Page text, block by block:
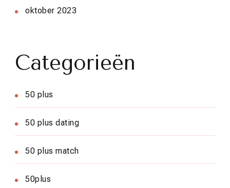
oktober 2023
Categorieën
50 plus
50 plus dating
50 plus match
50plus